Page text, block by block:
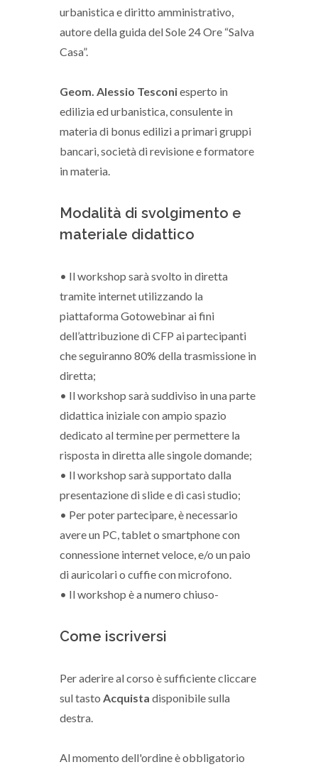
urbanistica e diritto amministrativo,
autore della guida del Sole 24 Ore “Salva
Casa”.
Geom. Alessio Tesconiesperto in
edilizia ed urbanistica, consulente in
materia di bonus edilizi a primari gruppi
bancari, società di revisione e formatore
in materia.
Modalità di svolgimento e
materiale didattico
• Il workshop sarà svolto in diretta
tramite internet utilizzando la
piattaforma Gotowebinar ai fini
dell’attribuzione di CFP ai partecipanti
che seguiranno 80% della trasmissione in
diretta;
• Il workshop sarà suddiviso in una parte
didattica iniziale con ampio spazio
dedicato al termine per permettere la
risposta in diretta alle singole domande;
• Il workshop sarà supportato dalla
presentazione di slide e di casi studio;
• Per poter partecipare, è necessario
avere un PC, tablet o smartphone con
connessione internet veloce, e/o un paio
di auricolari o cuffie con microfono.
• Il workshop è a numero chiuso-
Come iscriversi
Per aderire al corso è sufficiente cliccare
sul tasto Acquista disponibile sulla
destra.
Al momento dell'ordine è obbligatorio